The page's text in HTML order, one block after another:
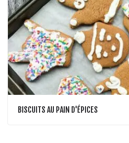
BISCUITS AU PAIN D'ÉPICES